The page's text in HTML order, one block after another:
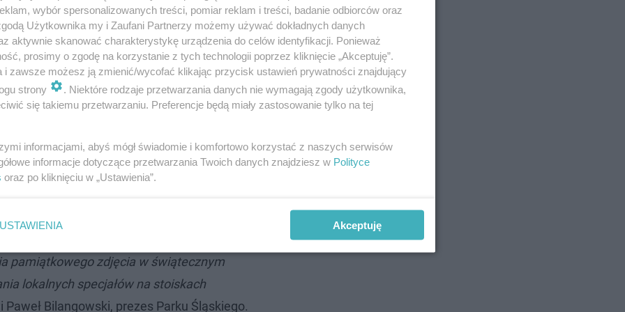
miejsce spacerów w zimowej scenerii,
gdzie będzie można spotkać się z
postacią, która przybyła do nas prosto
pamiątkowego zdjęcia w świątecznym
lokalnych specjałów na stoiskach
Bilangowski, prezes Parku Śląskiego.
wybór spersonalizowanych treści, pomiar reklam i treści, badanie odbiorców oraz
Użytkownika my i Zaufani Partnerzy możemy używać dokładnych danych
aktywnie skanować charakterystykę urządzenia do celów identyfikacji. Ponieważ
prosimy o zgodę na korzystanie z tych technologii poprzez kliknięcie „Akceptuję”.
i zawsze możesz ją zmienić/wycofać klikając przycisk ustawień prywatności znajdujący
strony
. Niektóre rodzaje przetwarzania danych nie wymagają zgody użytkownika,
się takiemu przetwarzaniu. Preferencje będą miały zastosowanie tylko na tej
informacjami, abyś mógł świadomie i komfortowo korzystać z naszych serwisów
informacje dotyczące przetwarzania Twoich danych znajdziesz w Polityce
oraz po kliknięciu w „Ustawienia”.
USTAWIENIA Akceptuję